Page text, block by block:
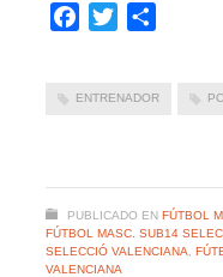
Facebook
Twitter
ENTRENADOR
PUBLICADO EN FÚTBOL
FÚTBOL MASC. SUB14
SELECCIÓ VALENCIANA
VALENCIANA